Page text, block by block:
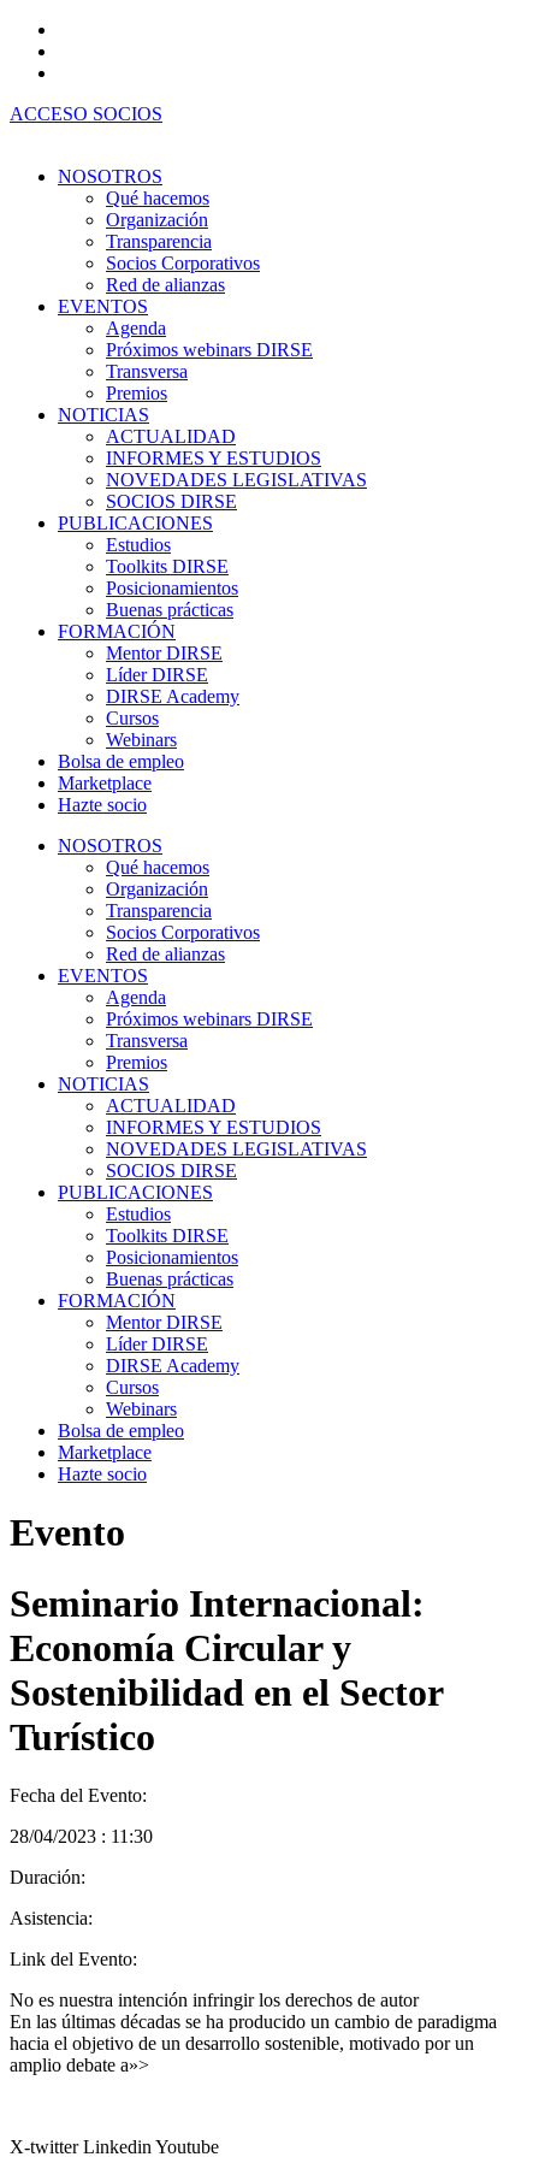
contenido
ACCESO SOCIOS
NOSOTROS
Qué hacemos
Organización
Transparencia
Socios Corporativos
Red de alianzas
EVENTOS
Agenda
Próximos webinars DIRSE
Transversa
Premios
NOTICIAS
ACTUALIDAD
INFORMES Y ESTUDIOS
NOVEDADES LEGISLATIVAS
SOCIOS DIRSE
PUBLICACIONES
Estudios
Toolkits DIRSE
Posicionamientos
Buenas prácticas
FORMACIÓN
Mentor DIRSE
Líder DIRSE
DIRSE Academy
Cursos
Webinars
Bolsa de empleo
Marketplace
Hazte socio
NOSOTROS
Qué hacemos
Organización
Transparencia
Socios Corporativos
Red de alianzas
EVENTOS
Agenda
Próximos webinars DIRSE
Transversa
Premios
NOTICIAS
ACTUALIDAD
INFORMES Y ESTUDIOS
NOVEDADES LEGISLATIVAS
SOCIOS DIRSE
PUBLICACIONES
Estudios
Toolkits DIRSE
Posicionamientos
Buenas prácticas
FORMACIÓN
Mentor DIRSE
Líder DIRSE
DIRSE Academy
Cursos
Webinars
Bolsa de empleo
Marketplace
Hazte socio
Evento
Seminario Internacional:
Economía Circular y
Sostenibilidad en el Sector
Turístico
Fecha del Evento:
28/04/2023 : 11:30
Duración:
Asistencia:
Link del Evento:
No es nuestra intención infringir los derechos de autor
En las últimas décadas se ha producido un cambio de paradigma
hacia el objetivo de un desarrollo sostenible, motivado por un
amplio debate a»>
X-twitter Linkedin Youtube